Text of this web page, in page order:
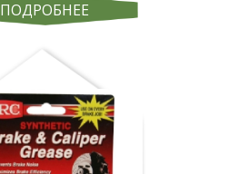
ПОДРОБНЕЕ